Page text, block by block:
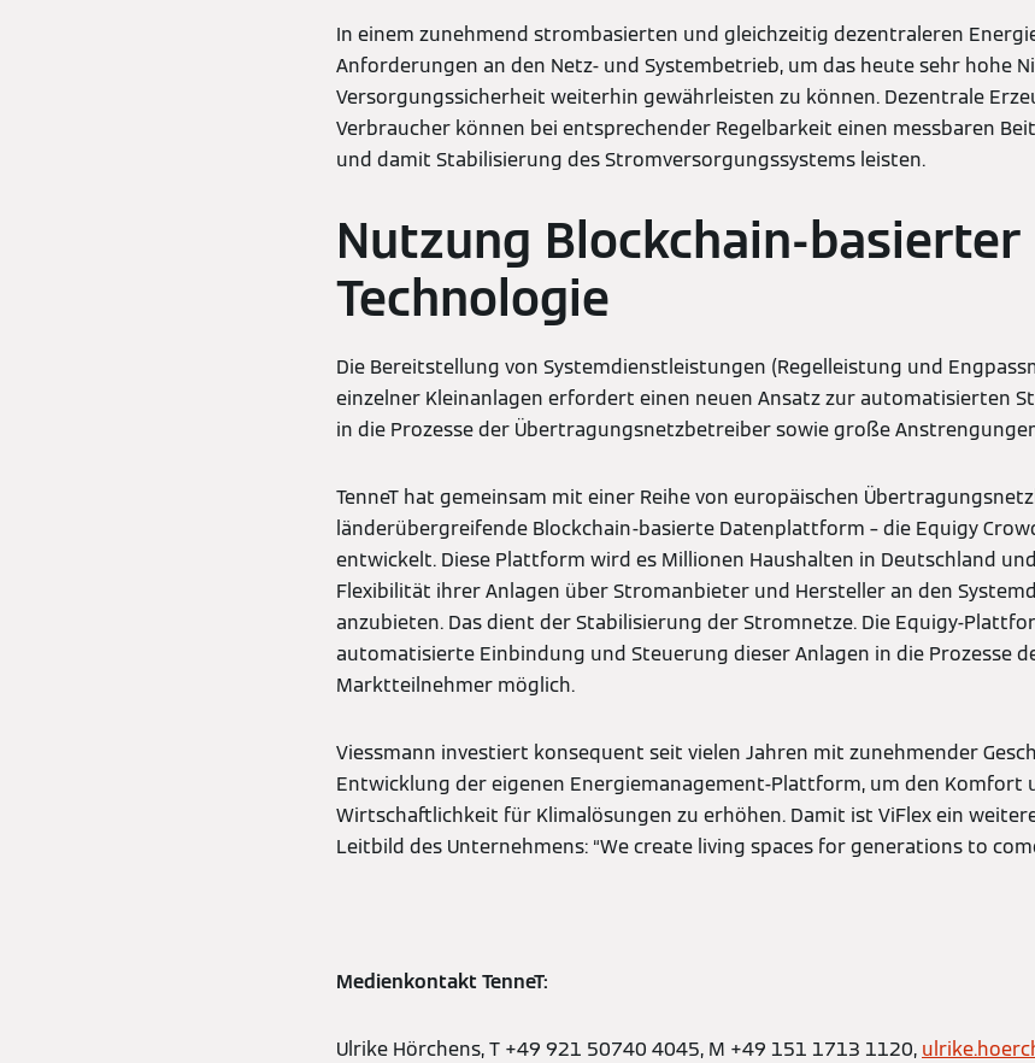
In einem zunehmend strombasierten und gleichzeitig dezentraleren
Anforderungen an den Netz- und Systembetrieb, um das heute sehr hohe
Versorgungssicherheit weiterhin gewährleisten zu können. Dezentrale
Verbraucher können bei entsprechender Regelbarkeit einen messbaren
und damit Stabilisierung des Stromversorgungssystems leisten.
Nutzung Blockchain-basierter
Technologie
Die Bereitstellung von Systemdienstleistungen (Regelleistung und
einzelner Kleinanlagen erfordert einen neuen Ansatz zur automatisierten
in die Prozesse der Übertragungsnetzbetreiber sowie große
TenneT hat gemeinsam mit einer Reihe von europäischen
länderübergreifende Blockchain-basierte Datenplattform – die Equigy
entwickelt. Diese Plattform wird es Millionen Haushalten in Deutschland
Flexibilität ihrer Anlagen über Stromanbieter und Hersteller an den
anzubieten. Das dient der Stabilisierung der Stromnetze. Die Equigy-
automatisierte Einbindung und Steuerung dieser Anlagen in die Prozesse
Marktteilnehmer möglich.
Viessmann investiert konsequent seit vielen Jahren mit zunehmender
Entwicklung der eigenen Energiemanagement-Plattform, um den Komfort
Wirtschaftlichkeit für Klimalösungen zu erhöhen. Damit ist ViFlex ein
Leitbild des Unternehmens: “We create living spaces for generations to
Medienkontakt TenneT:
Ulrike Hörchens, T +49 921 50740 4045, M +49 151 1713 1120,